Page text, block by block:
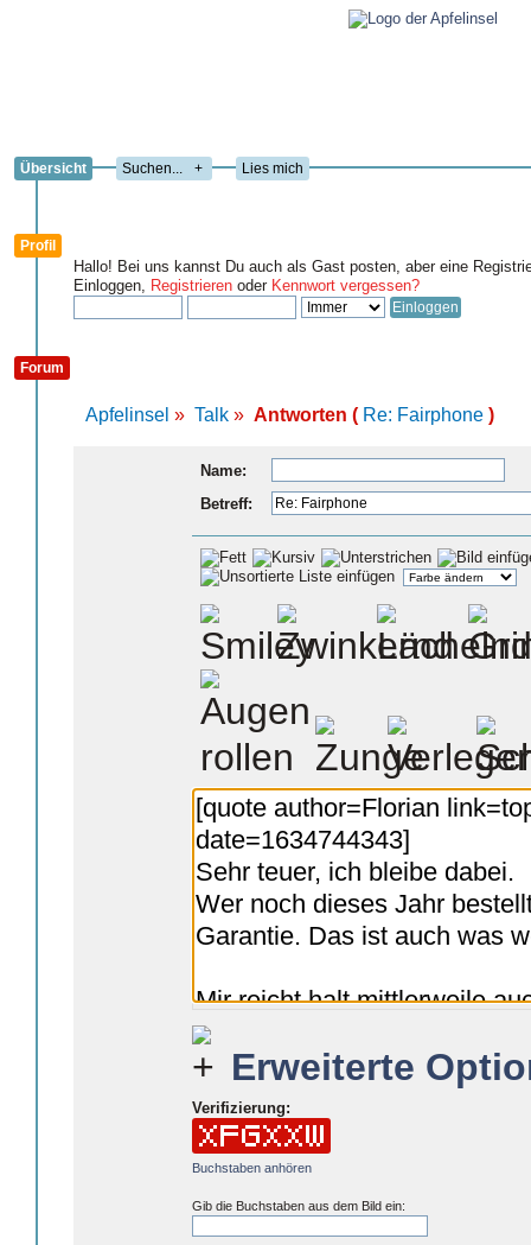
Übersicht + Lies mich
Profil
Hallo! Bei uns kannst Du auch als Gast posten, aber eine
Einloggen, Registrieren oder Kennwort vergessen?
Forum
Apfelinsel » Talk » Antworten ( Re: Fairphone )
Name:
Betreff:
Erweiterte
Verifizierung:
Buchstaben anhören
Gib die Buchstaben aus dem Bild ein: